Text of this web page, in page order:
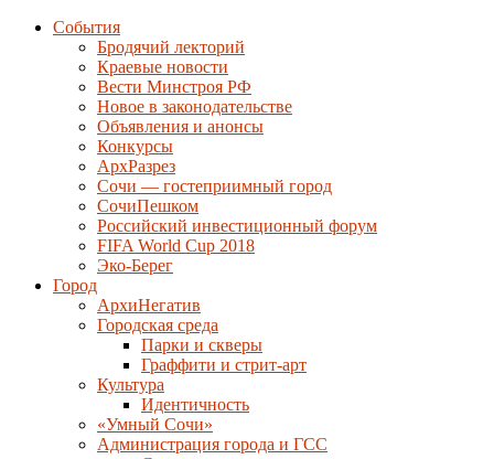
События
Бродячий лекторий
Краевые новости
Вести Минстроя РФ
Новое в законодательстве
Объявления и анонсы
Конкурсы
АрхРазрез
Сочи — гостеприимный город
СочиПешком
Российский инвестиционный форум
FIFA World Cup 2018
Эко-Берег
Город
АрхиНегатив
Городская среда
Парки и скверы
Граффити и стрит-арт
Культура
Идентичность
«Умный Сочи»
Администрация города и ГСС